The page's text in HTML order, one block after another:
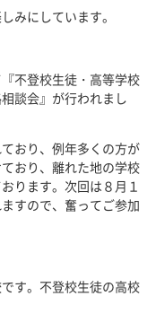
みにしています。
不登校生徒・高等学校
談会』が行われまし
おり、例年多くの方が
おり、離れた地の学校
ります。次回は８月１
すので、奮ってご参加
す。不登校生徒の高校